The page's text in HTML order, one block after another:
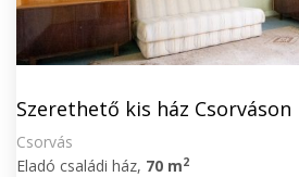
Szerethető kis ház Csorváson
Csorvás
Eladó családi ház, 70 m2